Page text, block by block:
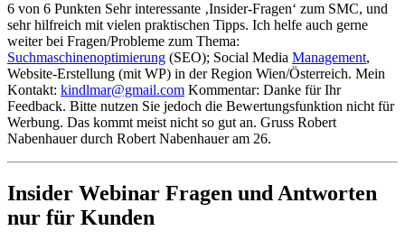
6 von 6 Punkten Sehr interessante ‚Insider-Fragen‘ zum SMC, und
sehr hilfreich mit vielen praktischen Tipps. Ich helfe auch gerne
weiter bei Fragen/Probleme zum Thema:
Suchmaschinenoptimierung (SEO); Social Media Management,
Website-Erstellung (mit WP) in der Region Wien/Österreich. Mein
Kontakt: kindlmar@gmail.com Kommentar: Danke für Ihr
Feedback. Bitte nutzen Sie jedoch die Bewertungsfunktion nicht für
Werbung. Das kommt meist nicht so gut an. Gruss Robert
Nabenhauer durch Robert Nabenhauer am 26.
Insider Webinar Fragen und Antworten
nur für Kunden